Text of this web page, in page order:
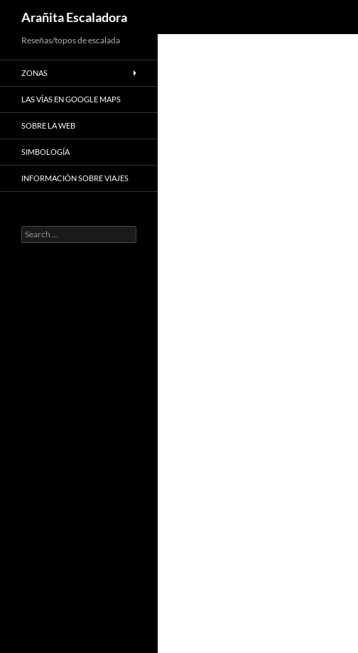
to
content
Arañita Escaladora
Reseñas/topos de escalada
ZONAS
LAS VÍAS EN GOOGLE MAPS
SOBRE LA WEB
SIMBOLOGÍA
INFORMACIÓN SOBRE VIAJES
Search
for: